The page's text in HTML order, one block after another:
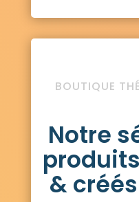
BOUTIQUE
Notre
&